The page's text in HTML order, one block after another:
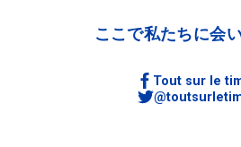
ここで私たちに会
Tout sur le